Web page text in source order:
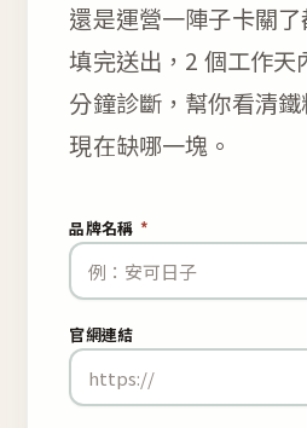
還是運營一陣子卡關了
填完送出，2 個工作天
分鐘診斷，幫你看清鐵
現在缺哪一塊。
品牌名稱 *
官網連結